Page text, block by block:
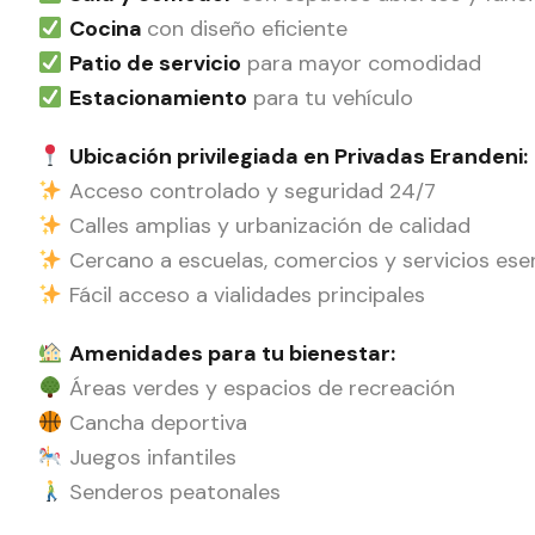
Cocina con diseño eficiente
Patio de servicio para mayor comodidad
Estacionamiento para tu vehículo
Ubicación privilegiada en Privadas Erandeni:
Acceso controlado y seguridad 24/7
Calles amplias y urbanización de calidad
Cercano a escuelas, comercios y servicios
Fácil acceso a vialidades principales
Amenidades para tu bienestar:
Áreas verdes y espacios de recreación
Cancha deportiva
Juegos infantiles
Senderos peatonales